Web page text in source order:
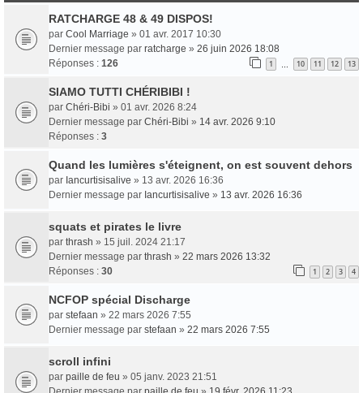
RATCHARGE 48 & 49 DISPOS!
par Cool Marriage » 01 avr. 2017 10:30
Dernier message par ratcharge » 26 juin 2026 18:08
Réponses : 126 1 10 11 12 13
SIAMO TUTTI CHÉRIBIBI !
par Chéri-Bibi » 01 avr. 2026 8:24
Dernier message par Chéri-Bibi » 14 avr. 2026 9:10
Réponses : 3
Quand les lumières s'éteignent, on est souvent dehors
par Iancurtisisalive » 13 avr. 2026 16:36
Dernier message par Iancurtisisalive » 13 avr. 2026 16:36
squats et pirates le livre
par thrash » 15 juil. 2024 21:17
Dernier message par thrash » 22 mars 2026 13:32
Réponses : 30 1 2 3 4
NCFOP spécial Discharge
par stefaan » 22 mars 2026 7:55
Dernier message par stefaan » 22 mars 2026 7:55
scroll infini
par paille de feu » 05 janv. 2023 21:51